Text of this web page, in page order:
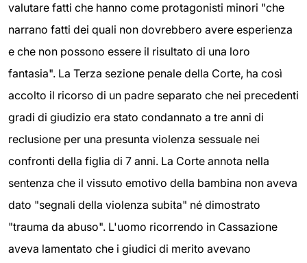
valutare fatti che hanno come protagonisti minori "che
narrano fatti dei quali non dovrebbero avere esperienza
e che non possono essere il risultato di una loro
fantasia". La Terza sezione penale della Corte, ha così
accolto il ricorso di un padre separato che nei precedenti
gradi di giudizio era stato condannato a tre anni di
reclusione per una presunta violenza sessuale nei
confronti della figlia di 7 anni. La Corte annota nella
sentenza che il vissuto emotivo della bambina non aveva
dato "segnali della violenza subita" né dimostrato
"trauma da abuso". L'uomo ricorrendo in Cassazione
aveva lamentato che i giudici di merito avevano